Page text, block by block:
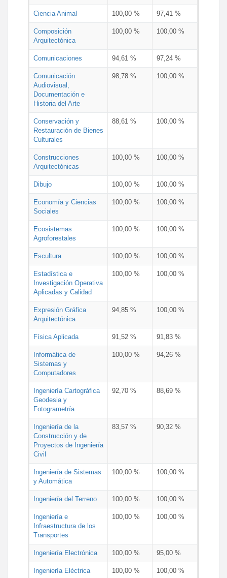
Ciencia Animal 100,00 % 97,41 %
Composición
Arquitectónica
100,00 % 100,00 %
Comunicaciones 94,61 % 97,24 %
Comunicación
Audiovisual,
Documentación e
Historia del Arte
98,78 % 100,00 %
Conservación y
Restauración de Bienes
Culturales
88,61 % 100,00 %
Construcciones
Arquitectónicas
100,00 % 100,00 %
Dibujo 100,00 % 100,00 %
Economía y Ciencias
Sociales
100,00 % 100,00 %
Ecosistemas
Agroforestales
100,00 % 100,00 %
Escultura 100,00 % 100,00 %
Estadística e
Investigación Operativa
Aplicadas y Calidad
100,00 % 100,00 %
Expresión Gráfica
Arquitectónica
94,85 % 100,00 %
Física Aplicada 91,52 % 91,83 %
Informática de
Sistemas y
Computadores
100,00 % 94,26 %
Ingeniería Cartográfica
Geodesia y
Fotogrametría
92,70 % 88,69 %
Ingeniería de la
Construcción y de
Proyectos de Ingeniería
Civil
83,57 % 90,32 %
Ingeniería de Sistemas
y Automática
100,00 % 100,00 %
Ingeniería del Terreno 100,00 % 100,00 %
Ingeniería e
Infraestructura de los
Transportes
100,00 % 100,00 %
Ingeniería Electrónica 100,00 % 95,00 %
Ingeniería Eléctrica 100,00 % 100,00 %